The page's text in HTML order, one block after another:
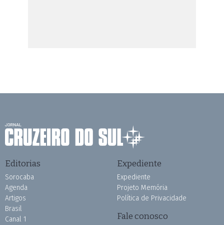
Editorias
Sorocaba
Agenda
Artigos
Brasil
Canal 1
Expediente
Expediente
Projeto Memória
Política de Privacidade
Fale conosco